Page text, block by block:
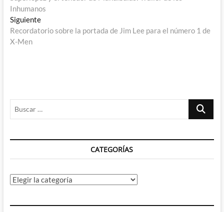
de
entradas
Inhumanos
SiguienteEntrada
siguiente:
Recordatorio sobre la portada de Jim Lee para el número 1 de
X-Men
Buscar
CATEGORÍAS
Categorías